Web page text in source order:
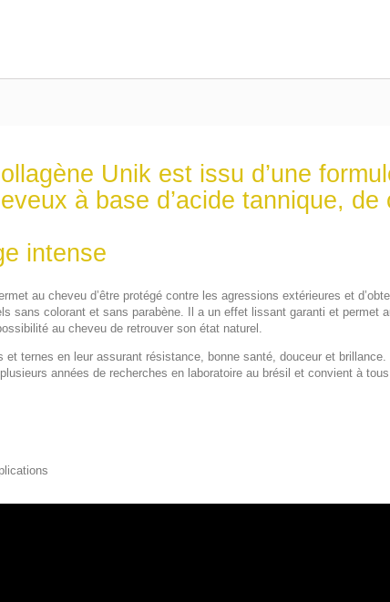
Unik est issu d’une
à base d’acide tannique, de
intense
au cheveu d’être protégé contre les agressions extérieures et
sans colorant et sans parabène. Il a un effet lissant garanti et permet
au cheveu de retrouver son état naturel.
ternes en leur assurant résistance, bonne santé, douceur et brillance.
années de recherches en laboratoire au brésil et convient à